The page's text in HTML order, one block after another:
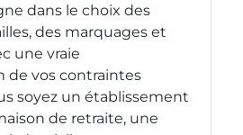
dans le choix des
des marquages et
une vraie
de vos contraintes
soyez un établissement
de retraite, une